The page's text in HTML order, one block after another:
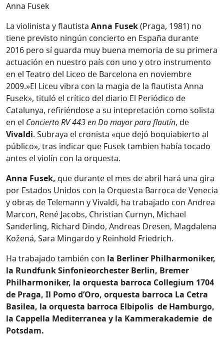
Anna Fusek
La violinista y flautista Anna Fusek(Praga, 1981) no
tiene previsto ningún concierto en España durante
2016 pero sí guarda muy buena memoria de su primera
actuación en nuestro país con uno y otro instrumento
en el Teatro del Liceo de Barcelona en noviembre
2009.»El Liceu vibra con la magia de la flautista Anna
Fusek», tituló el crítico del diario El Periódico de
Catalunya, refiriéndose a su intepretación como solista
en el Concierto RV 443 en Do mayor para flautín, de
Vivaldi. Subraya el cronista «que dejó boquiabierto al
público», tras indicar que Fusek tambien había tocado
antes el violín con la orquesta.
Anna Fusek, que durante el mes de abril hará una gira
por Estados Unidos con la Orquesta Barroca de Venecia
y obras de Telemann y Vivaldi, ha trabajado con Andrea
Marcon, René Jacobs, Christian Curnyn, Michael
Sanderling, Richard Dindo, Andreas Dresen, Magdalena
Kožená, Sara Mingardo y Reinhold Friedrich.
Ha trabajado también con la Berliner Philharmoniker,
la Rundfunk Sinfonieorchester Berlin, Bremer
Philharmoniker, la orquesta barroca Collegium 1704
de Praga, Il Pomo d’Oro, orquesta barroca La Cetra
Basilea, la orquesta barroca Elbipolis de Hamburgo,
la Cappella Mediterranea y la Kammerakademie de
Potsdam.